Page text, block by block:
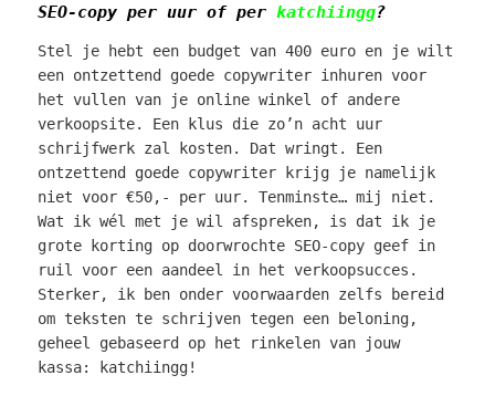
SEO-copy per uur of perkatchiingg?
Stel je hebt een budget van 400 euro en je wilt
een ontzettend goede copywriter inhuren voor
het vullen van je online winkel of andere
verkoopsite. Een klus die zo’n acht uur
schrijfwerk zal kosten. Dat wringt. Een
ontzettend goede copywriter krijg je namelijk
niet voor €50,- per uur. Tenminste… mij niet.
Wat ik wél met je wil afspreken, is dat ik je
grote korting op doorwrochte SEO-copy geef in
ruil voor een aandeel in het verkoopsucces.
Sterker, ik ben onder voorwaarden zelfs bereid
om teksten te schrijven tegen een beloning,
geheel gebaseerd op het rinkelen van jouw
kassa: katchiingg!